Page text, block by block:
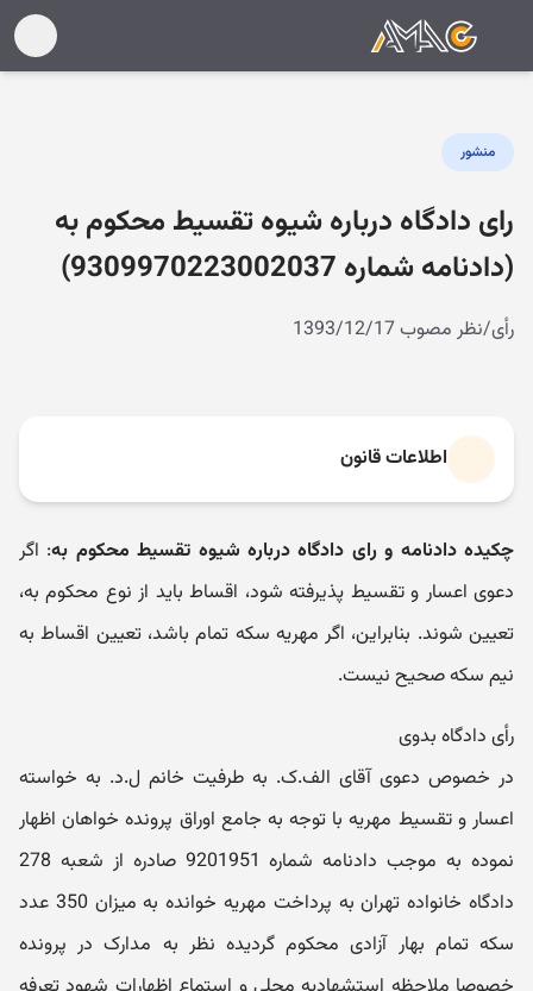
منشور
رای دادگاه درباره شیوه تقسیط محکوم به
(دادنامه شماره 9309970223002037)
رأی/نظر مصوب 1393/12/17
اطلاعات قانون
چکیده دادنامه و رای دادگاه درباره شیوه تقسیط محکوم به: اگر
دعوی اعسار و تقسیط پذیرفته شود، اقساط باید از نوع محکوم به،
تعیین شوند. بنابراین، اگر مهریه سکه تمام باشد، تعیین اقساط به
نیم سکه صحیح نیست.
رأی دادگاه بدوی
در خصوص دعوی آقای الف.ک. به طرفیت خانم ل.د. به خواسته
اعسار و تقسیط مهریه با توجه به جامع اوراق پرونده خواهان اظهار
نموده به موجب دادنامه شماره 9201951 صادره از شعبه 278
دادگاه خانواده تهران به پرداخت مهریه خوانده به میزان 350 عدد
سکه تمام بهار آزادی محکوم گردیده نظر به مدارک در پرونده